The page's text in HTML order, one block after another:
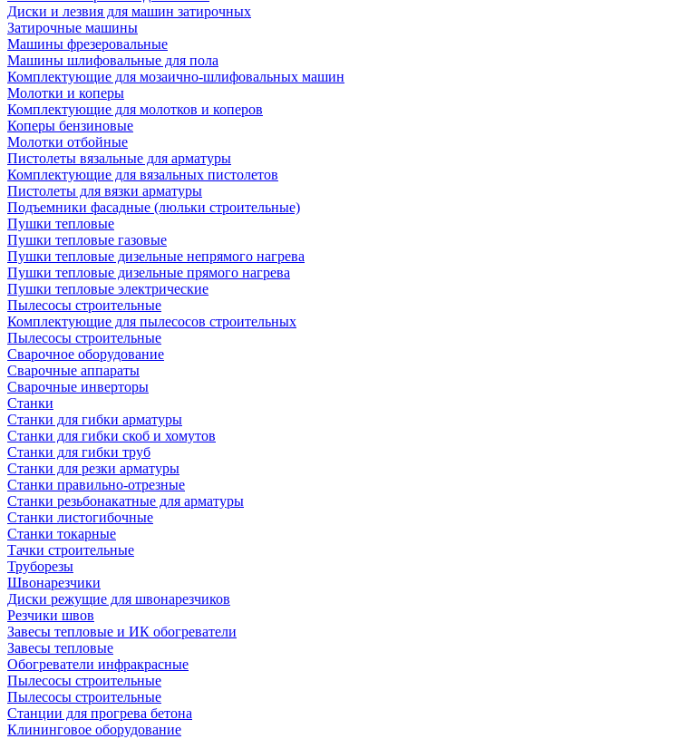
Диски и лезвия для машин затирочных
Затирочные машины
Машины фрезеровальные
Машины шлифовальные для пола
Комплектующие для мозаично-шлифовальных машин
Молотки и коперы
Комплектующие для молотков и коперов
Коперы бензиновые
Молотки отбойные
Пистолеты вязальные для арматуры
Комплектующие для вязальных пистолетов
Пистолеты для вязки арматуры
Подъемники фасадные (люльки строительные)
Пушки тепловые
Пушки тепловые газовые
Пушки тепловые дизельные непрямого нагрева
Пушки тепловые дизельные прямого нагрева
Пушки тепловые электрические
Пылесосы строительные
Комплектующие для пылесосов строительных
Пылесосы строительные
Сварочное оборудование
Сварочные аппараты
Сварочные инверторы
Станки
Станки для гибки арматуры
Станки для гибки скоб и хомутов
Станки для гибки труб
Станки для резки арматуры
Станки правильно-отрезные
Станки резьбонакатные для арматуры
Станки листогибочные
Станки токарные
Тачки строительные
Труборезы
Швонарезчики
Диски режущие для швонарезчиков
Резчики швов
Завесы тепловые и ИК обогреватели
Завесы тепловые
Обогреватели инфракрасные
Пылесосы строительные
Пылесосы строительные
Станции для прогрева бетона
Клининговое оборудование